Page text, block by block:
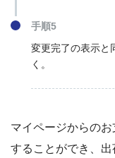
手順5
変更完了の表示と
く。
マイページからの
することができ、